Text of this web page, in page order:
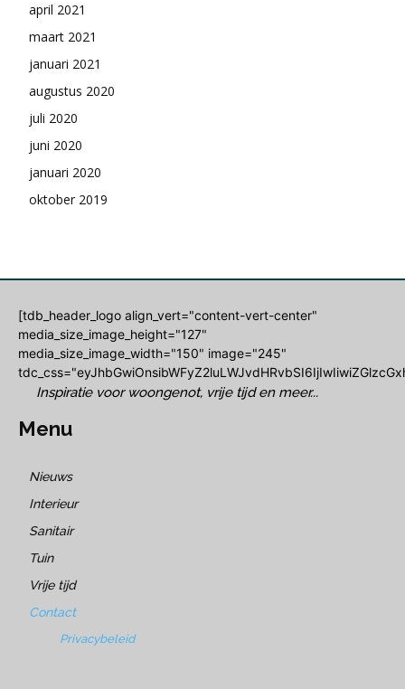
april 2021
maart 2021
januari 2021
augustus 2020
juli 2020
juni 2020
januari 2020
oktober 2019
[tdb_header_logo align_vert="content-vert-center"
media_size_image_height="127"
media_size_image_width="150" image="245"
Inspiratie voor woongenot, vrije tijd en meer...
Menu
Nieuws
Interieur
Sanitair
Tuin
Vrije tijd
Contact
Privacybeleid